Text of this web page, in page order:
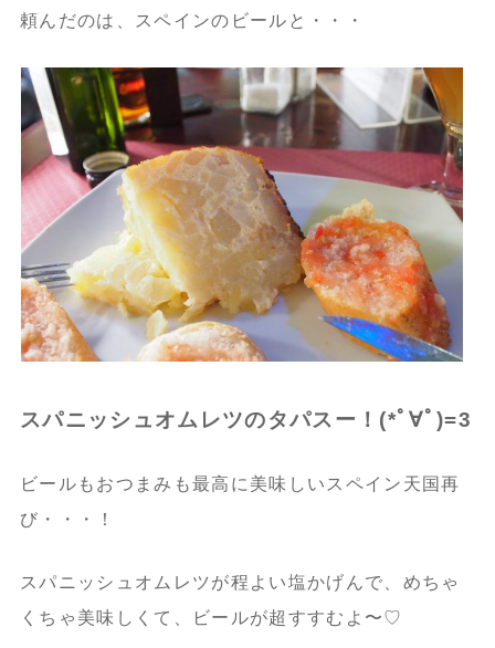
頼んだのは、スペインのビールと・・・
スパニッシュオムレツのタパスー！(*ﾟ∀ﾟ)=3
ビールもおつまみも最高に美味しいスペイン天国再
び・・・！
スパニッシュオムレツが程よい塩かげんで、めちゃ
くちゃ美味しくて、ビールが超すすむよ〜♡